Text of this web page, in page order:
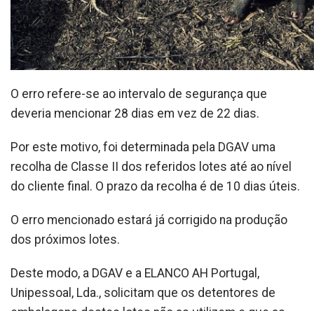
O erro refere-se ao intervalo de segurança que
deveria mencionar 28 dias em vez de 22 dias.
Por este motivo, foi determinada pela DGAV uma
recolha de Classe II dos referidos lotes até ao nível
do cliente final. O prazo da recolha é de 10 dias úteis.
O erro mencionado estará já corrigido na produção
dos próximos lotes.
Deste modo, a DGAV e a ELANCO AH Portugal,
Unipessoal, Lda., solicitam que os detentores de